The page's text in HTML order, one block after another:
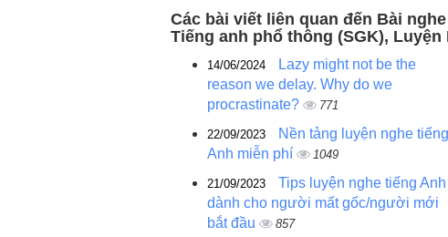
Các bài viết liên quan đến Bài
Tiếng anh phổ thông (SGK),
14/06/2024
Lazy might not be the
reason we delay. Why do we
procrastinate?
771
22/09/2023
Nền tảng luyện nghe tiếng
Anh miễn phí
1049
21/09/2023
Tips luyện nghe tiếng Anh
dành cho người mất gốc/người mới
bắt đầu
857